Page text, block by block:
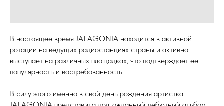
В настоящее время JALAGONIA находится в активной
ротации на ведущих радиостанциях страны и активно
выступает на различных площадках, что подтверждает ее
популярность и востребованность.
В силу этого именно в свой день рождения артистка